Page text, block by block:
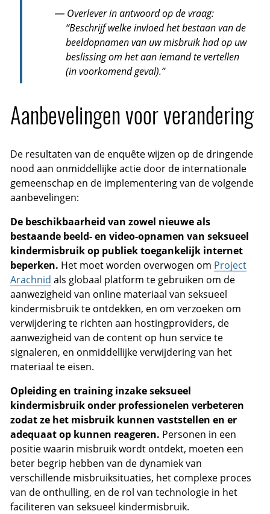
— Overlever in antwoord op de vraag:
“Beschrijf welke invloed het bestaan van de
beeldopnamen van uw misbruik had op uw
beslissing om het aan iemand te vertellen
(in voorkomend geval).”
Aanbevelingen voor verandering
De resultaten van de enquête wijzen op de dringende
nood aan onmiddellijke actie door de internationale
gemeenschap en de implementering van de volgende
aanbevelingen:
De beschikbaarheid van zowel nieuwe als
bestaande beeld- en video-opnamen van seksueel
kindermisbruik op publiek toegankelijk internet
beperken. Het moet worden overwogen om Project
Arachnid als globaal platform te gebruiken om de
aanwezigheid van online materiaal van seksueel
kindermisbruik te ontdekken, en om verzoeken om
verwijdering te richten aan hostingproviders, de
aanwezigheid van de content op hun service te
signaleren, en onmiddellijke verwijdering van het
materiaal te eisen.
Opleiding en training inzake seksueel
kindermisbruik onder professionelen verbeteren
zodat ze het misbruik kunnen vaststellen en er
adequaat op kunnen reageren. Personen in een
positie waarin misbruik wordt ontdekt, moeten een
beter begrip hebben van de dynamiek van
verschillende misbruiksituaties, het complexe proces
van de onthulling, en de rol van technologie in het
faciliteren van seksueel kindermisbruik.